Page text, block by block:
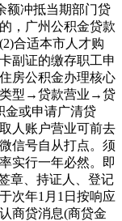
额冲抵当期部门贷
，广州公积金贷款
合适本市人才购
副证的缴存职工申
房公积金办理核心
型→贷款营业→贷
金或申请广清贷
人账户营业可前去
信号自从打点。须
实行一年必然。即
章、持证人、登记
次年1月1日按响应
商贷消息(商贷金